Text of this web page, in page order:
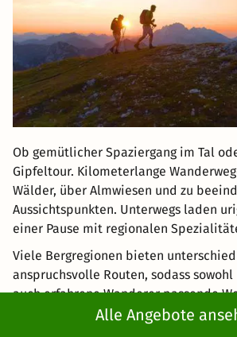
Alle Angebote
Ob gemütlicher Spaziergang im Tal
Gipfeltour. Kilometerlange
Wälder, über Almwiesen und zu
Aussichtspunkten. Unterwegs laden
einer Pause mit regionalen
Viele Bergregionen bieten
anspruchsvolle Routen, sodass
auch erfahrene Wanderer passende
früh am Morgen startet, erlebt die